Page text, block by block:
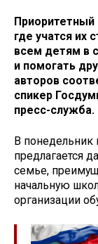
где учатся их
всем детям в
и помогать
авторов
спикер
пресс-служба.
В понедельник
предлагается
семье,
начальную
организации